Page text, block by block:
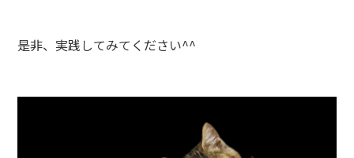
是非、実践してみてください^^